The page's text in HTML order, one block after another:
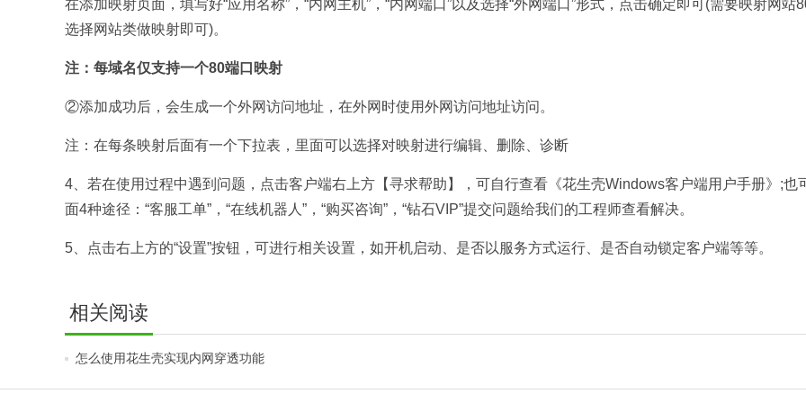
在添加映射页面，填写好“应用名称”，“内网主机”，“内网端口”以及选择“外网端口”形式，点击确定即可(需要映射网站
选择网站类做映射即可)。
注：每域名仅支持一个80端口映射
②添加成功后，会生成一个外网访问地址，在外网时使用外网访问地址访问。
注：在每条映射后面有一个下拉表，里面可以选择对映射进行编辑、删除、诊断
4、若在使用过程中遇到问题，点击客户端右上方【寻求帮助】，可自行查看《花生壳Windows客户端用户手册》;也
面4种途径：“客服工单”，“在线机器人”，“购买咨询”，“钻石VIP”提交问题给我们的工程师查看解决。
5、点击右上方的“设置”按钮，可进行相关设置，如开机启动、是否以服务方式运行、是否自动锁定客户端等等。
相关阅读
怎么使用花生壳实现内网穿透功能